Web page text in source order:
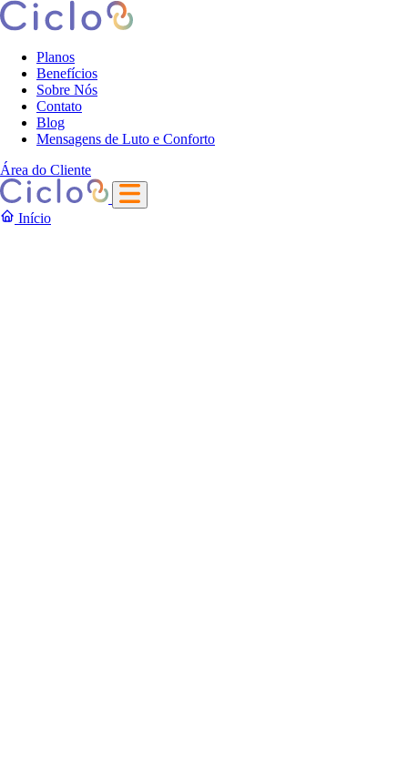
Planos
Benefícios
Sobre Nós
Contato
Blog
Mensagens de Luto e Conforto
Área do Cliente
Início